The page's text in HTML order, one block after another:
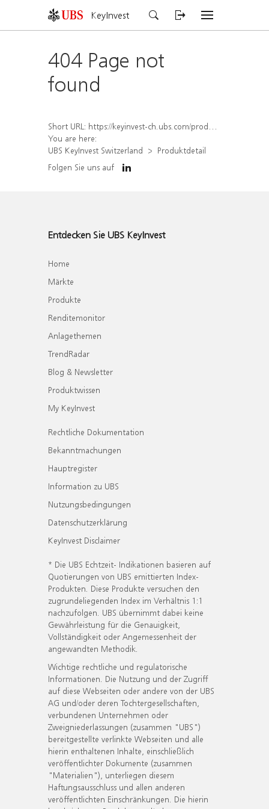
KeyInvest
404 Page not
found
Short URL: https://keyinvest-ch.ubs.com/produkt/detail/index/isin/CH1569451565
You are here:
UBS KeyInvest Switzerland
Produktdetail
Folgen Sie uns auf
Entdecken Sie UBS KeyInvest
Home
Märkte
Produkte
Renditemonitor
Anlagethemen
TrendRadar
Blog & Newsletter
Produktwissen
My KeyInvest
Rechtliche Dokumentation
Bekanntmachungen
Hauptregister
Information zu UBS
Nutzungsbedingungen
Datenschutzerklärung
KeyInvest Disclaimer
* Die UBS Echtzeit- Indikationen basieren auf
Quotierungen von UBS emittierten Index-
Produkten. Diese Produkte versuchen den
zugrundeliegenden Index im Verhältnis 1:1
nachzufolgen. UBS übernimmt dabei keine
Gewährleistung für die Genauigkeit,
Vollständigkeit oder Angemessenheit der
angewandten Methodik.
Wichtige rechtliche und regulatorische
Informationen. Die Nutzung und der Zugriff
auf diese Webseiten oder andere von der UBS
AG und/oder deren Tochtergesellschaften,
verbundenen Unternehmen oder
Zweigniederlassungen (zusammen "UBS")
bereitgestellte verlinkte Webseiten und alle
hierin enthaltenen Inhalte, einschließlich
veröffentlichter Dokumente (zusammen
"Materialien"), unterliegen diesem
Haftungsausschluss und allen anderen
veröffentlichten Einschränkungen. Die hierin